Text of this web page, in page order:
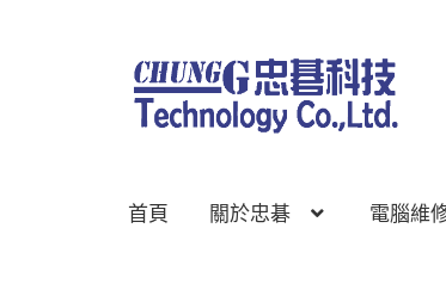
跳
至
導
跳
至
主
容
首頁 關於忠碁 電腦維